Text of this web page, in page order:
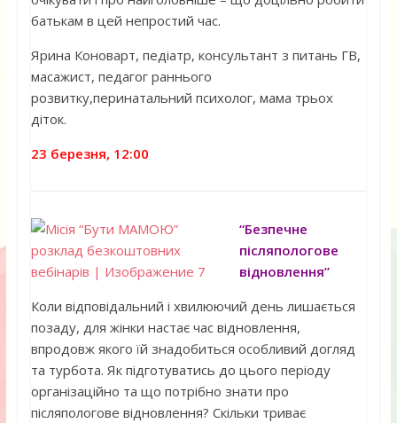
батькам в цей непростий час.
Ярина Коноварт, педіатр, консультант з питань ГВ,
масажист, педагог раннього
розвитку,перинатальний психолог, мама трьох
діток.
23 березня, 12:00
“Безпечне
післяпологове
відновлення”
Коли відповідальний і хвилюючий день лишається
позаду, для жінки настає час відновлення,
впродовж якого їй знадобиться особливий догляд
та турбота. Як підготуватись до цього періоду
організаційно та що потрібно знати про
післяпологове відновлення? Скільки триває